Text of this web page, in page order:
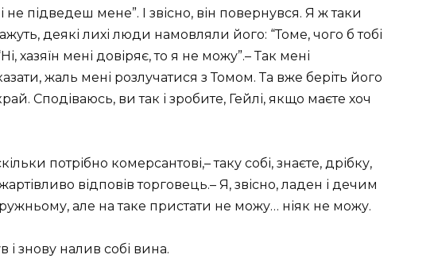
підведеш мене”. І звісно, він повернувся. Я ж таки
деякі лихі люди намовляли його: “Томе, чого б тобі
хазяїн мені довіряє, то я не можу”.– Так мені
жаль мені розлучатися з Томом. Та вже беріть його
Сподіваюсь, ви так і зробите, Гейлі, якщо маєте хоч
потрібно комерсантові,– таку собі, знаєте, дрібку,
відповів торговець.– Я, звісно, ладен і дечим
але на таке пристати не можу… ніяк не можу.
і знову налив собі вина.